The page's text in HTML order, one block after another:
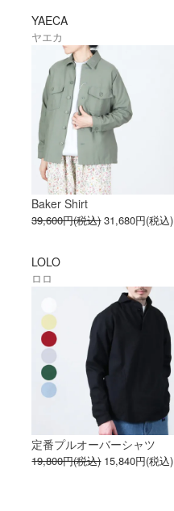
YAECA
ヤエカ
Baker Shirt
39,600円(税込) 31,680円(税込)
LOLO
ロロ
定番プルオーバーシャツ
19,800円(税込) 15,840円(税込)